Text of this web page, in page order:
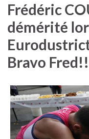
Frédéric
démérité
Bravo Fred!!